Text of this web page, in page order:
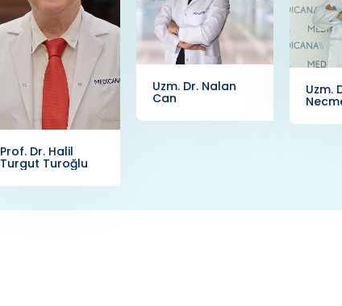
Prof. Dr. Halil
Turgut Turoğlu
Uzm. Dr. Nalan
Can
Uzm.